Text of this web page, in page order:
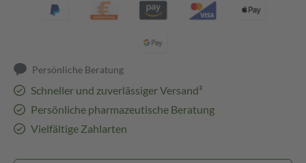
Persönliche Beratung
Schneller und zuverlässiger Versand³
Persönliche pharmazeutische Beratung
Vielfältige Zahlarten